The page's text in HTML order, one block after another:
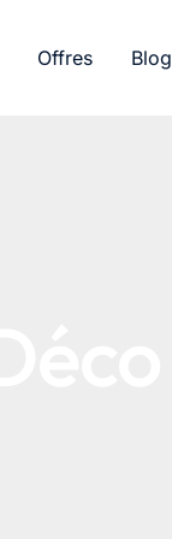
Offres Blog